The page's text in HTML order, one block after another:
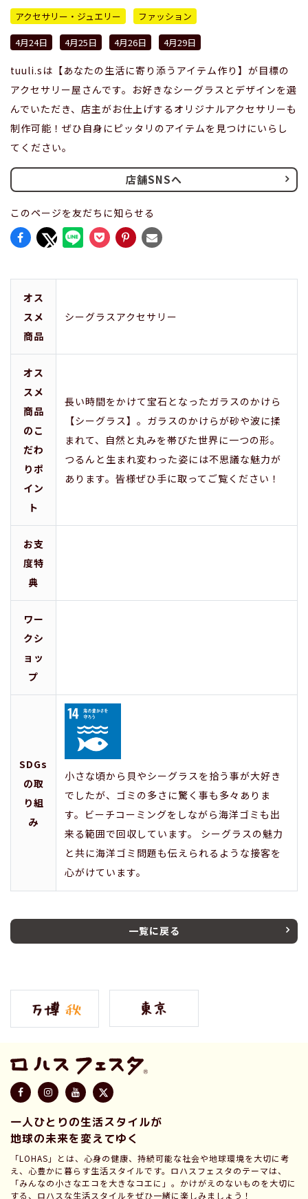
アクセサリー・ジュエリー
ファッション
4月24日
4月25日 4月26日 4月29日
tuuli.sは【あなたの生活に寄り添うアイテム作り】が目標の
アクセサリー屋さんです。お好きなシーグラスとデザインを選
んでいただき、店主がお仕上げするオリジナルアクセサリーも
制作可能！ぜひ自身にピッタリのアイテムを見つけにいらし
てください。
店舗SNSへ
このページを友だちに知らせる
オス
スメ
商品
シーグラスアクセサリー
オス
スメ
商品
のこ
だわ
りポ
イン
ト
長い時間をかけて宝石となったガラスのかけら
【シーグラス】。ガラスのかけらが砂や波に揉
まれて、自然と丸みを帯びた世界に一つの形。
つるんと生まれ変わった姿には不思議な魅力が
あります。皆様ぜひ手に取ってご覧ください！
お支
度特
典
ワー
クシ
ョッ
プ
SDGs
の取
り組
み
小さな頃から貝やシーグラスを拾う事が大好き
でしたが、ゴミの多さに驚く事も多々ありま
す。ビーチコーミングをしながら海洋ゴミも出
来る範囲で回収しています。 シーグラスの魅力
と共に海洋ゴミ問題も伝えられるような接客を
心がけています。
一覧に戻る
一人ひとりの生活スタイルが
地球の未来を変えてゆく
「LOHAS」とは、心身の健康、持続可能な社会や地球環境を大切に考
え、心豊かに暮らす生活スタイルです。ロハスフェスタのテーマは、
「みんなの小さなエコを大きなコエに」。かけがえのないものを大切に
する、ロハスな生活スタイルをぜひ一緒に楽しみましょう！